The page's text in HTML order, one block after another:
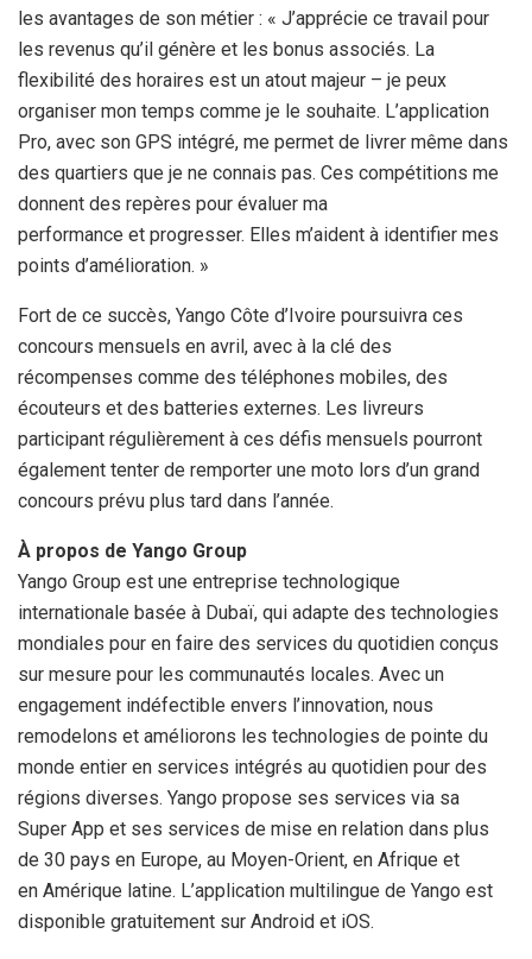
les avantages de son métier : « J’apprécie ce travail pour
les revenus qu’il génère et les bonus associés. La
flexibilité des horaires est un atout majeur – je peux
organiser mon temps comme je le souhaite. L’application
Pro, avec son GPS intégré, me permet de livrer même dans
des quartiers que je ne connais pas. Ces compétitions me
donnent des repères pour évaluer ma
performance et progresser. Elles m’aident à identifier mes
points d’amélioration. »
Fort de ce succès, Yango Côte d’Ivoire poursuivra ces
concours mensuels en avril, avec à la clé des
récompenses comme des téléphones mobiles, des
écouteurs et des batteries externes. Les livreurs
participant régulièrement à ces défis mensuels pourront
également tenter de remporter une moto lors d’un grand
concours prévu plus tard dans l’année.
À propos de Yango Group
Yango Group est une entreprise technologique
internationale basée à Dubaï, qui adapte des technologies
mondiales pour en faire des services du quotidien conçus
sur mesure pour les communautés locales. Avec un
engagement indéfectible envers l’innovation, nous
remodelons et améliorons les technologies de pointe du
monde entier en services intégrés au quotidien pour des
régions diverses. Yango propose ses services via sa
Super App et ses services de mise en relation dans plus
de 30 pays en Europe, au Moyen-Orient, en Afrique et
en Amérique latine. L’application multilingue de Yango est
disponible gratuitement sur Android et iOS.